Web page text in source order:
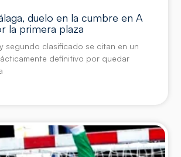
duelo en la cumbre en A
la primera plaza
segundo clasificado se citan en un
definitivo por quedar